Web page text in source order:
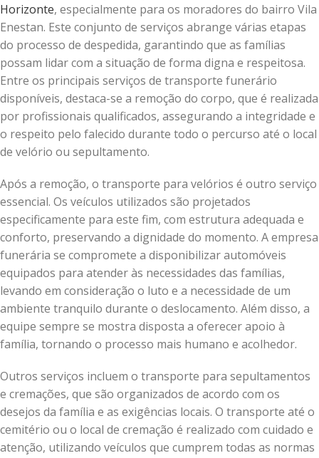
Horizonte, especialmente para os moradores do bairro Vila
Enestan. Este conjunto de serviços abrange várias etapas
do processo de despedida, garantindo que as famílias
possam lidar com a situação de forma digna e respeitosa.
Entre os principais serviços de transporte funerário
disponíveis, destaca-se a remoção do corpo, que é realizada
por profissionais qualificados, assegurando a integridade e
o respeito pelo falecido durante todo o percurso até o local
de velório ou sepultamento.
Após a remoção, o transporte para velórios é outro serviço
essencial. Os veículos utilizados são projetados
especificamente para este fim, com estrutura adequada e
conforto, preservando a dignidade do momento. A empresa
funerária se compromete a disponibilizar automóveis
equipados para atender às necessidades das famílias,
levando em consideração o luto e a necessidade de um
ambiente tranquilo durante o deslocamento. Além disso, a
equipe sempre se mostra disposta a oferecer apoio à
família, tornando o processo mais humano e acolhedor.
Outros serviços incluem o transporte para sepultamentos
e cremações, que são organizados de acordo com os
desejos da família e as exigências locais. O transporte até o
cemitério ou o local de cremação é realizado com cuidado e
atenção, utilizando veículos que cumprem todas as normas